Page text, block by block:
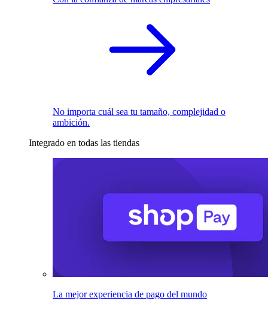
No importa cuál sea tu tamaño, complejidad o
ambición.
Integrado en todas las tiendas
La mejor experiencia de pago del mundo